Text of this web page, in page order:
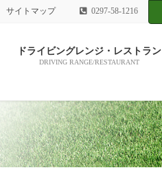
サイトマップ 0297-58-1216
ドライビングレンジ・レストラン
DRIVING RANGE/RESTAURANT